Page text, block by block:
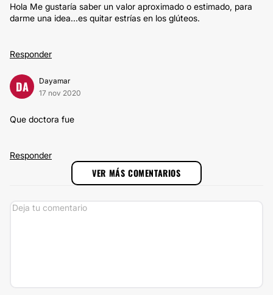
Hola Me gustaría saber un valor aproximado o estimado, para
darme una idea...es quitar estrías en los glúteos.
Responder
DA
Dayamar
17 nov 2020
Que doctora fue
Responder
VER MÁS COMENTARIOS